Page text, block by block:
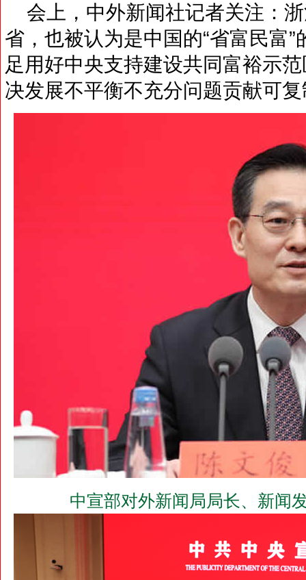
会上，中外新闻社记者关注：
省，也被认为是中国的“省富民富
足用好中央支持建设共同富裕示
决发展不平衡不充分问题贡献可
中宣部对外新闻局局长、新闻